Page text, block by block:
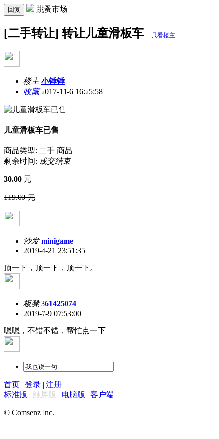
回复 跳蚤市场
[二手转让] 转让儿童滑板车 只看楼主
楼主 小锤锤
收藏2017-11-6 16:25:58
儿童滑板车已售
商品类型: 二手 商品
剩余时间: 成交结束
30.00 元
119.00 元
沙发 minigame
2019-4-21 23:51:35
顶一下，顶一下，顶一下。
板凳 361425074
2019-7-9 07:53:00
嗯嗯，不错不错，帮忙点一下
首页 | 登录 | 注册
标准版 | 触屏版 | 电脑版 | 客户端
© Comsenz Inc.